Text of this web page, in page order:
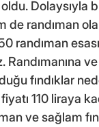
Dolaysıyla
de randıman
randıman
Randımanına
fındıklar
110 liraya
ve sağlam